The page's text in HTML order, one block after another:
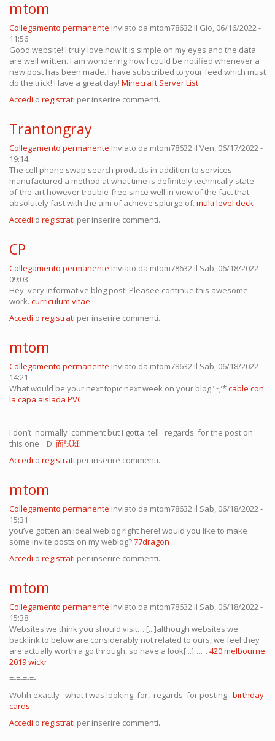
mtom
Collegamento permanente Inviato da mtom78632 il Gio, 06/16/2022 -
11:56
Good website! I truly love how it is simple on my eyes and the data
are well written. I am wondering how I could be notified whenever a
new post has been made. I have subscribed to your feed which must
do the trick! Have a great day! Minecraft Server List
Accedi o registrati per inserire commenti.
Trantongray
Collegamento permanente Inviato da mtom78632 il Ven, 06/17/2022 -
19:14
The cell phone swap search products in addition to services
manufactured a method at what time is definitely technically state-
of-the-art however trouble-free since well in view of the fact that
absolutely fast with the aim of achieve splurge of. multi level deck
Accedi o registrati per inserire commenti.
CP
Collegamento permanente Inviato da mtom78632 il Sab, 06/18/2022 -
09:03
Hey, very informative blog post! Pleasee continue this awesome
work. curriculum vitae
Accedi o registrati per inserire commenti.
mtom
Collegamento permanente Inviato da mtom78632 il Sab, 06/18/2022 -
14:21
What would be your next topic next week on your blog.’~;’*cable con
la capa aislada PVC
=====
I don’t normally comment but I gotta tell regards for the post on
this one : D. 面試班
Accedi o registrati per inserire commenti.
mtom
Collegamento permanente Inviato da mtom78632 il Sab, 06/18/2022 -
15:31
you’ve gotten an ideal weblog right here! would you like to make
some invite posts on my weblog?77dragon
Accedi o registrati per inserire commenti.
mtom
Collegamento permanente Inviato da mtom78632 il Sab, 06/18/2022 -
15:38
Websites we think you should visit… [...]although websites we
backlink to below are considerably not related to ours, we feel they
are actually worth a go through, so have a look[...]…… 420 melbourne
2019 wickr
=-=-=-=-
Wohh exactly what I was looking for, regards for posting . birthday
cards
Accedi o registrati per inserire commenti.